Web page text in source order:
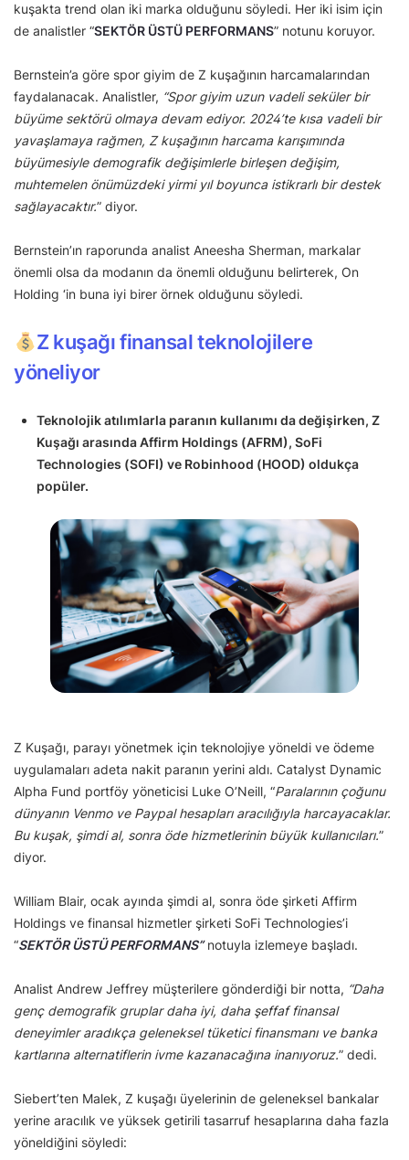
kuşakta trend olan iki marka olduğunu söyledi. Her iki isim için
de analistler “SEKTÖR ÜSTÜ PERFORMANS” notunu koruyor.
Bernstein’a göre spor giyim de Z kuşağının harcamalarından
faydalanacak. Analistler, “Spor giyim uzun vadeli seküler bir
büyüme sektörü olmaya devam ediyor. 2024’te kısa vadeli bir
yavaşlamaya rağmen, Z kuşağının harcama karışımında
büyümesiyle demografik değişimlerle birleşen değişim,
muhtemelen önümüzdeki yirmi yıl boyunca istikrarlı bir destek
sağlayacaktır.” diyor.
Bernstein’ın raporunda analist Aneesha Sherman, markalar
önemli olsa da modanın da önemli olduğunu belirterek, On
Holding ‘in buna iyi birer örnek olduğunu söyledi.
Z kuşağı finansal teknolojilere
yöneliyor
Teknolojik atılımlarla paranın kullanımı da değişirken, Z
Kuşağı arasında Affirm Holdings (AFRM), SoFi
Technologies (SOFI) ve Robinhood (HOOD) oldukça
popüler.
Z Kuşağı, parayı yönetmek için teknolojiye yöneldi ve ödeme
uygulamaları adeta nakit paranın yerini aldı. Catalyst Dynamic
Alpha Fund portföy yöneticisi Luke O’Neill, “Paralarının çoğunu
dünyanın Venmo ve Paypal hesapları aracılığıyla harcayacaklar.
Bu kuşak, şimdi al, sonra öde hizmetlerinin büyük kullanıcıları.”
diyor.
William Blair, ocak ayında şimdi al, sonra öde şirketi Affirm
Holdings ve finansal hizmetler şirketi SoFi Technologies’i
“SEKTÖR ÜSTÜ PERFORMANS”notuyla izlemeye başladı.
Analist Andrew Jeffrey müşterilere gönderdiği bir notta, “Daha
genç demografik gruplar daha iyi, daha şeffaf finansal
deneyimler aradıkça geleneksel tüketici finansmanı ve banka
kartlarına alternatiflerin ivme kazanacağına inanıyoruz.” dedi.
Siebert’ten Malek, Z kuşağı üyelerinin de geleneksel bankalar
yerine aracılık ve yüksek getirili tasarruf hesaplarına daha fazla
yöneldiğini söyledi: